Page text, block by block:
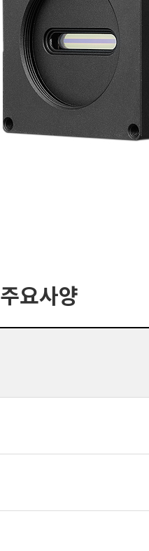
주요사양